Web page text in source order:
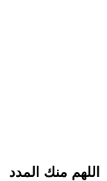
اللهم منك المدد